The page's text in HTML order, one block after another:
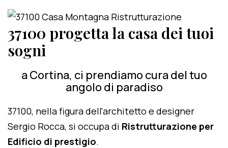
37100 progetta la casa dei tuoi
sogni
a Cortina, ci prendiamo cura del tuo
angolo di paradiso
37100, nella figura dell'architetto e designer
Sergio Rocca, si occupa di Ristrutturazione per
Edificio di prestigio.